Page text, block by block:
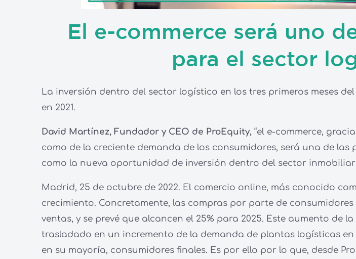
El e-commerce será uno
para el sector
La inversión dentro del sector logístico en los tres primeros meses
en 2021.
David Martínez, Fundador y CEO de ProEquity, “el e-commerce,
como de la creciente demanda de los consumidores, será una de
como la nueva oportunidad de inversión dentro del sector
Madrid, 25 de octubre de 2022. El comercio online, más conocido
crecimiento. Concretamente, las compras por parte de
ventas, y se prevé que alcancen el 25% para 2025. Este aumento de
trasladado en un incremento de la demanda de plantas logísticas
en su mayoría, consumidores finales. Es por ello por lo que, desde